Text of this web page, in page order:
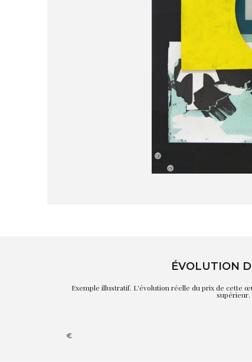
ÉVOLUTION
Exemple illustratif. L'évolution réelle du prix de cette
supérieur.